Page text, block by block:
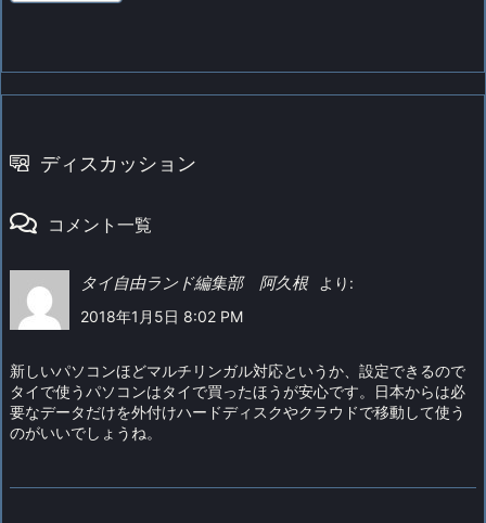
ディスカッション
コメント一覧
タイ自由ランド編集部 阿久根
より:
2018年1月5日 8:02 PM
新しいパソコンほどマルチリンガル対応というか、設定できるので
タイで使うパソコンはタイで買ったほうが安心です。日本からは必
要なデータだけを外付けハードディスクやクラウドで移動して使う
のがいいでしょうね。